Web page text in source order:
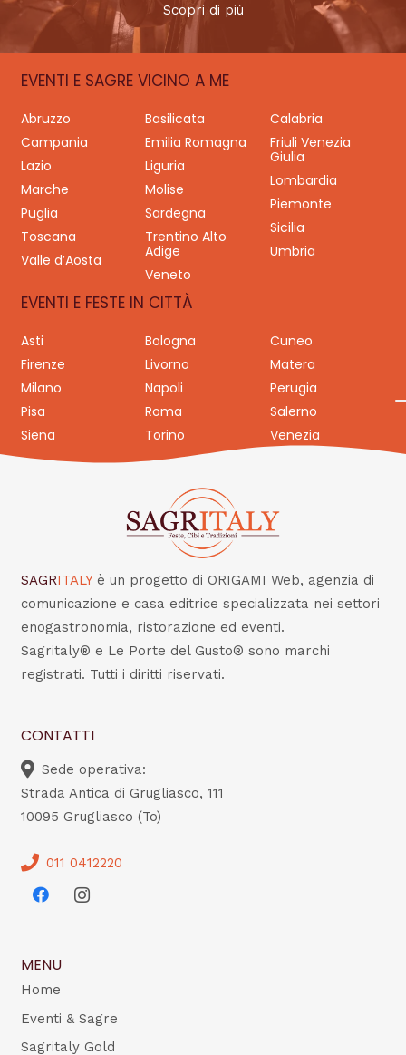
Scopri di più
EVENTI E SAGRE VICINO A ME
Abruzzo Basilicata
Calabria
Campania
Emilia Romagna
Friuli Venezia
Giulia
Lazio
Liguria
Lombardia
Marche
Molise
Piemonte
Puglia
Sardegna
Sicilia
Toscana
Trentino Alto
Adige
Umbria
Valle d’Aosta
Veneto
EVENTI E FESTE IN CITTÀ
Asti Bologna
Cuneo
Firenze
Livorno
Matera
Milano
Napoli
Perugia
Pisa
Roma
Salerno
Siena
Torino Venezia
SAGRITALY è un progetto di ORIGAMI Web, agenzia di
comunicazione e casa editrice specializzata nei settori
enogastronomia, ristorazione ed eventi.
Sagritaly® e Le Porte del Gusto® sono marchi
registrati. Tutti i diritti riservati.
CONTATTI
Sede operativa:
Strada Antica di Grugliasco, 111
10095 Grugliasco (To)
011 0412220
MENU
Home
Eventi & Sagre
Sagritaly Gold